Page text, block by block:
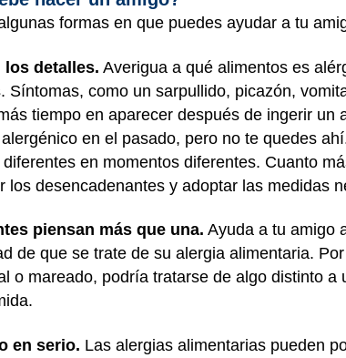
formas en que puedes ayudar a tu
los detalles. Averigua a qué alimentos es
Síntomas, como un sarpullido, picazón,
tiempo en aparecer después de ingerir
en el pasado, pero no te quedes
en momentos diferentes. Cuanto
los desencadenantes y adoptar las medidas
piensan más que una. Ayuda a tu amigo
de que se trate de su alergia alimentaria.
o mareado, podría tratarse de algo distinto
en serio. Las alergias alimentarias pueden